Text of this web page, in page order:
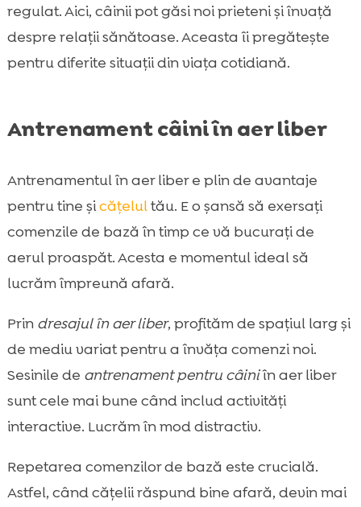
regulat. Aici, câinii pot găsi noi prieteni și învață
despre relații sănătoase. Aceasta îi pregătește
pentru diferite situații din viața cotidiană.
Antrenament câini în aer liber
Antrenamentul în aer liber e plin de avantaje
pentru tine șicățelultău. E o șansă să exersați
comenzile de bază în timp ce vă bucurați de
aerul proaspăt. Acesta e momentul ideal să
lucrăm împreună afară.
Prin dresajul în aer liber, profităm de spațiul larg și
de mediu variat pentru a învăța comenzi noi.
Sesinile de antrenament pentru câiniîn aer liber
sunt cele mai bune când includ activități
interactive. Lucrăm în mod distractiv.
Repetarea comenzilor de bază este crucială.
Astfel, când cățelii răspund bine afară, devin mai